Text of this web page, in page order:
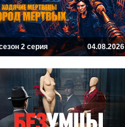
2 серия 04.08.2026